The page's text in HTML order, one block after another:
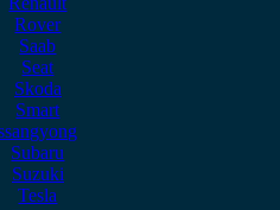
Rover
Saab
Seat
Skoda
Smart
Subaru
Suzuki
Tesla